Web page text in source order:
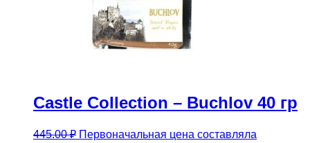
Castle Collection – Buchlov 40 гр
445.00₽ Первоначальная цена составляла